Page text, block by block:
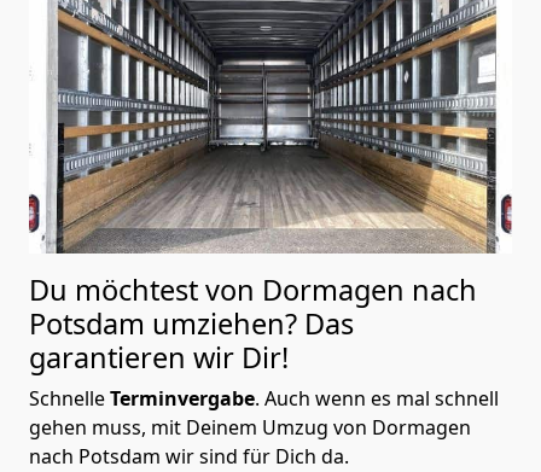
Du möchtest von Dormagen nach
Potsdam umziehen? Das
garantieren wir Dir!
SchnelleTerminvergabe. Auch wenn es mal schnell
gehen muss, mit Deinem Umzug von Dormagen
nach Potsdam wir sind für Dich da.